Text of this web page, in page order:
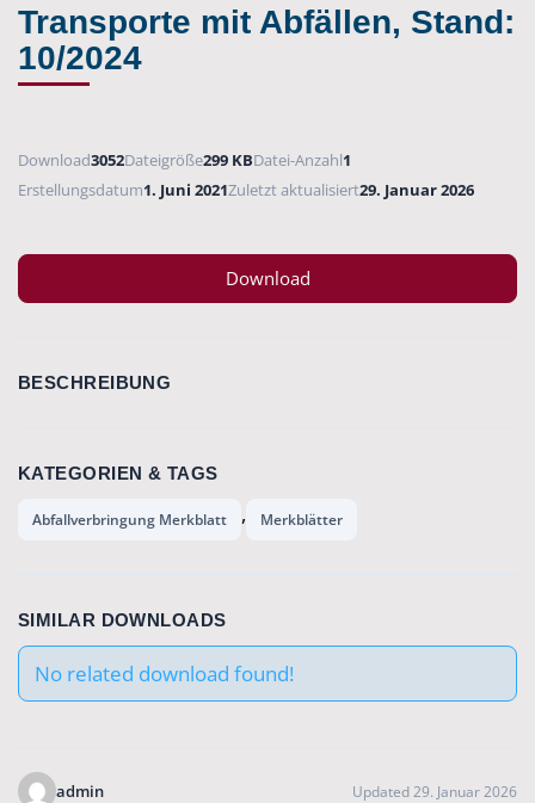
Transporte mit Abfällen, Stand:
10/2024
Download3052Dateigröße299 KBDatei-Anzahl1
Erstellungsdatum1. Juni 2021Zuletzt aktualisiert29. Januar 2026
Download
BESCHREIBUNG
KATEGORIEN & TAGS
Abfallverbringung Merkblatt , Merkblätter
SIMILAR DOWNLOADS
No related download found!
admin Updated 29. Januar 2026